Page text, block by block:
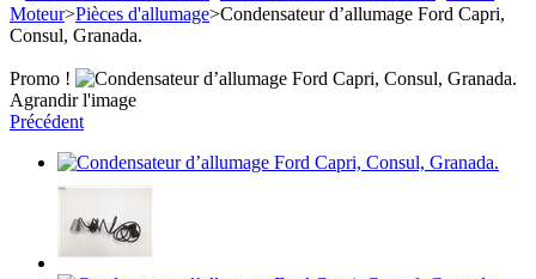
Moteur>Pièces d'allumage>Condensateur d’allumage Ford Capri,
Consul, Granada.
Promo !
Agrandir l'image
Précédent